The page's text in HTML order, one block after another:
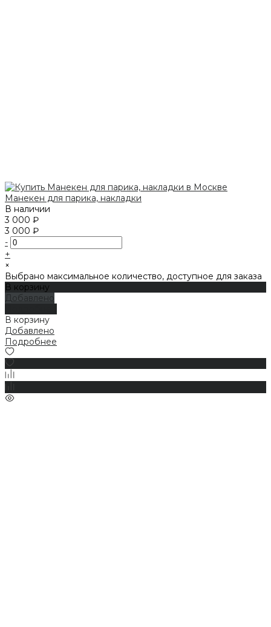
Манекен для парика, накладки
В наличии
3 000 ₽
3 000 ₽
-
+
×
Выбрано максимальное количество, доступное для заказа
В корзину
Добавлено
В корзину
Добавлено
Подробнее